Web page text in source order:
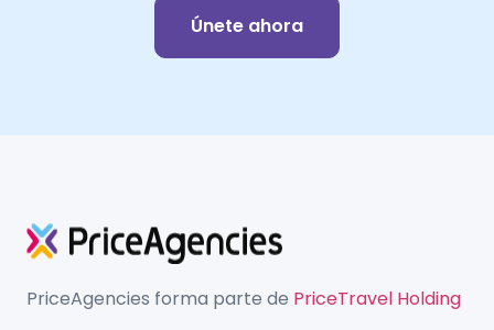
Únete ahora
PriceAgencies forma parte de PriceTravel Holding